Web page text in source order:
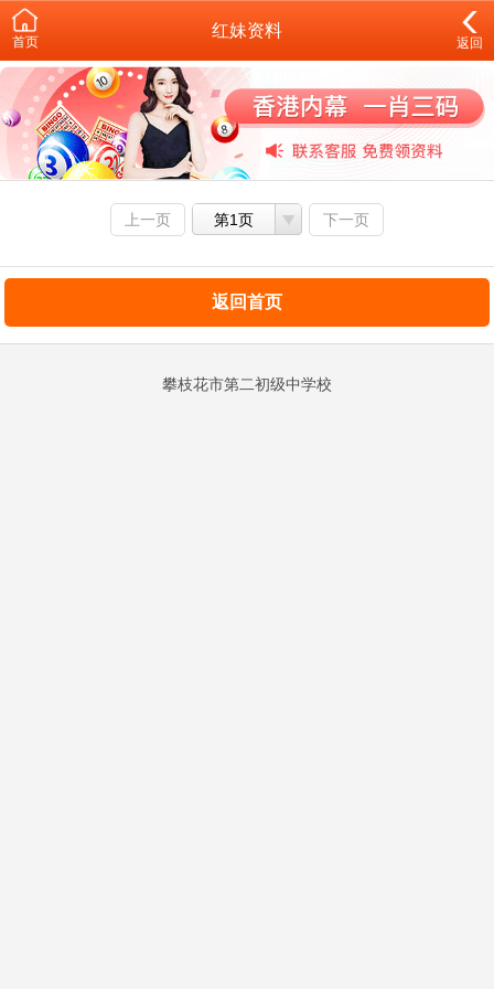
首页
红妹资料
返回
上一页 第1页 下一页
返回首页
攀枝花市第二初级中学校